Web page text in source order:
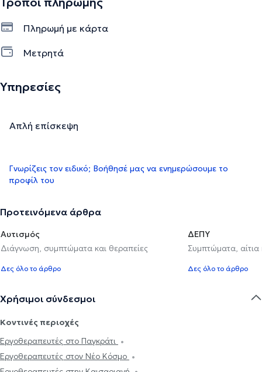
Πληρωμή με κάρτα
Μετρητά
Υπηρεσίες
Απλή επίσκεψη
Γνωρίζεις τον ειδικό; Βοήθησέ μας να ενημερώσουμε το
προφίλ του
Προτεινόμενα άρθρα
Αυτισμός
Διάγνωση, συμπτώματα και θεραπείες
Δες όλο το άρθρο
ΔΕΠΥ
Συμπτώματα, αίτια
Δες όλο το άρθρο
Χρήσιμοι σύνδεσμοι
Κοντινές περιοχές
Εργοθεραπευτές στο Παγκράτι
Εργοθεραπευτές στον Νέο Κόσμο